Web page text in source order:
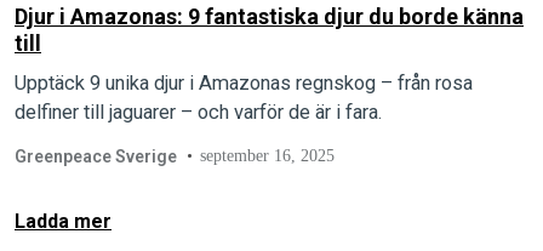
Djur i Amazonas: 9 fantastiska djur du borde känna
till
Upptäck 9 unika djur i Amazonas regnskog – från rosa
delfiner till jaguarer – och varför de är i fara.
Greenpeace Sverige september 16, 2025
Ladda mer